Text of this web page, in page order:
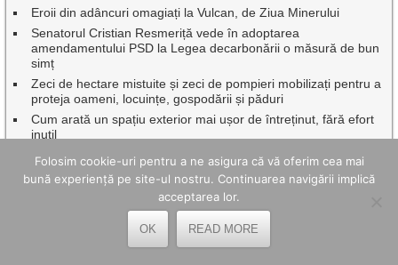
Eroii din adâncuri omagiați la Vulcan, de Ziua Minerului
Senatorul Cristian Resmeriță vede în adoptarea
amendamentului PSD la Legea decarbonării o măsură de bun
simț
Zeci de hectare mistuite și zeci de pompieri mobilizați pentru a
proteja oameni, locuințe, gospodării și păduri
Cum arată un spațiu exterior mai ușor de întreținut, fără efort
inutil
Petrila a finalizat cu succes proiectele PNRR pentru
modernizarea și dotarea unităților de învățământ
Aventura Red Bull Romaniacs ajunge, pe 30 iulie, la Lupeni
O săptămână de neuitat la Lacul Balaton pentru elevi de la
cele trei școli gimnaziale din municipiul Lupeni
Nedeia din Poiana Muierii și întoarcerea la rădăcinile timpului
Folosim cookie-uri pentru a ne asigura că vă oferim cea mai
bună experiență pe site-ul nostru. Continuarea navigării implică
acceptarea lor.
OK READ MORE